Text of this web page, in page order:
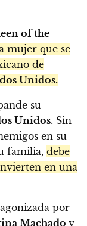
of the
mujer que se
de
Unidos.
su
Unidos. Sin
en su
familia, debe
en una
por
Machado y